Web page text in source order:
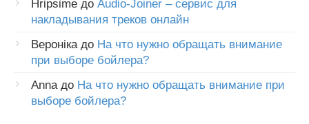
Hripsime до Audio-Joiner – сервис для
накладывания треков онлайн
Вероніка до На что нужно обращать внимание
при выборе бойлера?
Anna до На что нужно обращать внимание при
выборе бойлера?